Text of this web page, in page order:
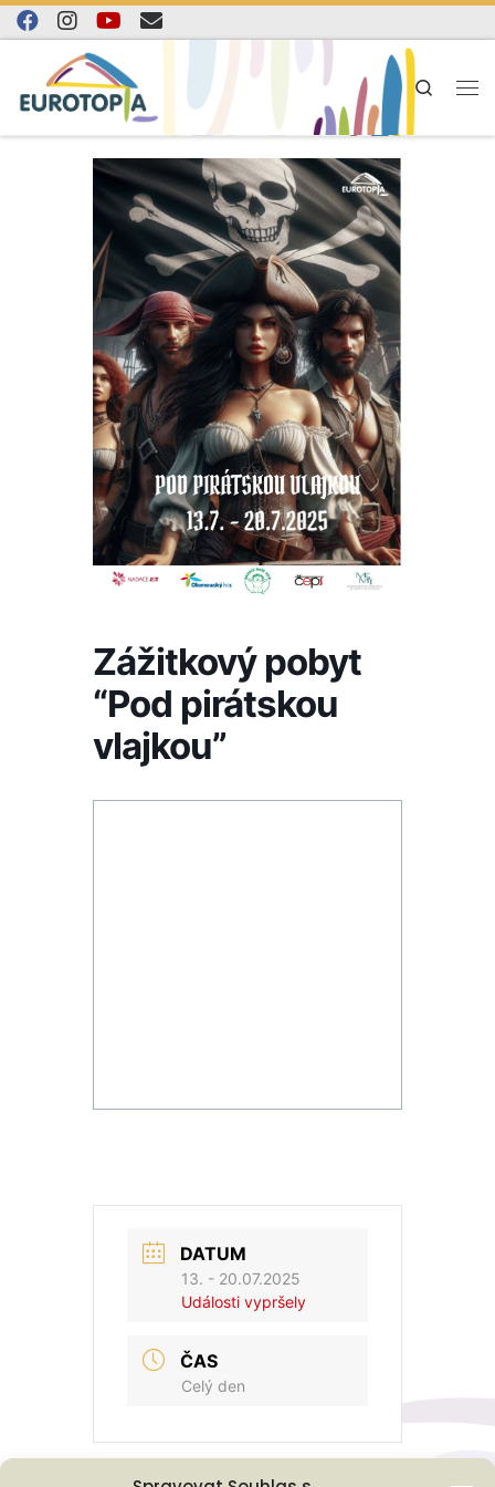
Skip to content
Search
Zážitkový pobyt
“Pod pirátskou
vlajkou”
DATUM
13. - 20.07.2025
Události vypršely
ČAS
Celý den